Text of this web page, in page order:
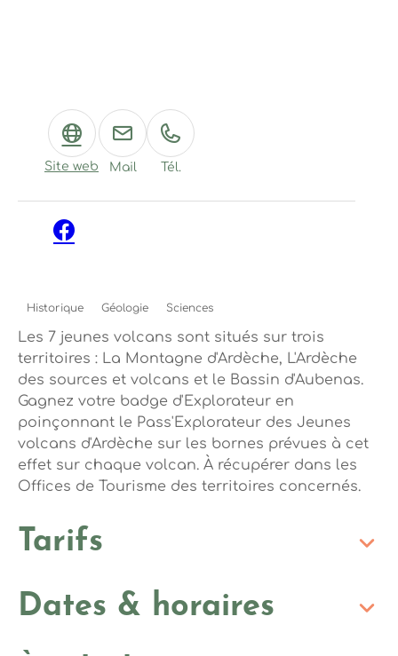
Historique Géologie Sciences
Les 7 jeunes volcans sont situés sur trois
territoires : La Montagne d'Ardèche, L'Ardèche
des sources et volcans et le Bassin d'Aubenas.
Gagnez votre badge d'Explorateur en
poinçonnant le Pass'Explorateur des Jeunes
volcans d'Ardèche sur les bornes prévues à cet
effet sur chaque volcan. À récupérer dans les
Offices de Tourisme des territoires concernés.
Tarifs
Dates & horaires
Site web Mail Tél.
Facebook